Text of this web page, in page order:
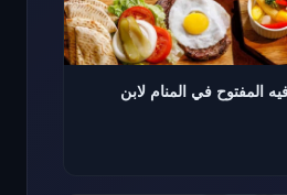
المفتوح في المنام لابن